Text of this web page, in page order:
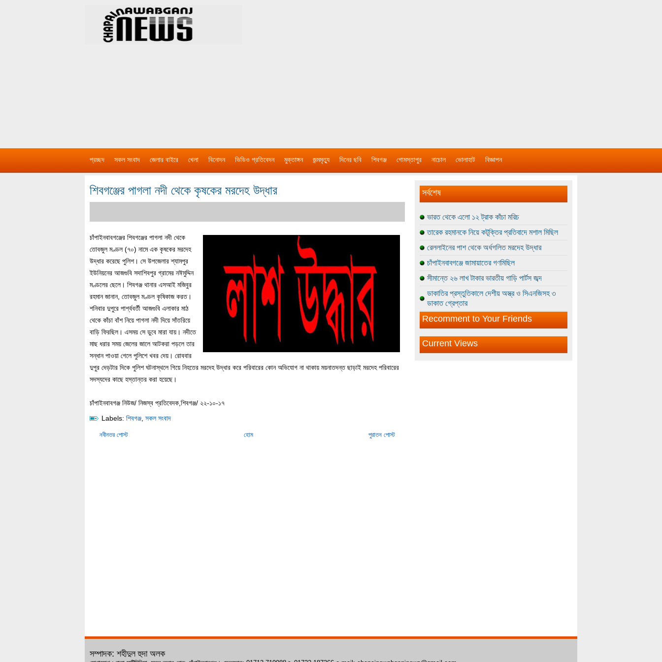
প্রচ্ছদ সকল সংবাদ জেলার বাইরে খেলা বিনোদন ভিডিও প্রতিবেদন মুক্তাঙ্গন জন্মমৃত্যু দিনের ছবি শিবগঞ্জ গোমস্তাপুর নাচোল ভোলাহাট বিজ্ঞাপন
শিবগঞ্জের পাগলা নদী থেকে কৃষকের মরদেহ উদ্ধার
চাঁপাইনবাবগঞ্জের শিবগঞ্জের পাগলা নদী থেকে
তোবজুল মণ্ডল (৭০) নামে এক কৃষকের মরদেহ
উদ্ধার করেছে পুলিশ। সে উপজেলার শ্যামপুর
ইউনিয়নের আজগুবি সদাশিবপুর গ্রামের নঈমুদ্দিন
মণ্ডলের ছেলে। শিবগঞ্জ থানার এসআই মজিবুর
রহমান জানান, তোবজুল মণ্ডল কৃষিকাজ করত।
শনিবার দুপুরে পার্শ্ববর্তী আজগুবি এলাকার মাঠ
থেকে কাঁচা বাঁশ নিয়ে পাগলা নদী দিয়ে সাঁতরিয়ে
বাড়ি ফিরছিল। এসময় সে ডুবে মারা যায়। নদীতে
মাছ ধরার সময় জেলের জালে আটকরা পড়লে তার
সন্ধান পাওয়া গেলে পুলিশে খবর দেয়। রোববার
দুপুর দেড়টার দিকে পুলিশ ঘটনাস্থলে গিয়ে নিহতের মরদেহ উদ্ধার করে পরিবারের কোন অভিযোগ না থাকায় ময়নাতদন্ত ছাড়াই মরদেহ পরিবারের
সদস্যদের কাছে হস্তান্তর করা হয়েছে।
চাঁপাইনবাবগঞ্জ নিউজ/ নিজস্ব প্রতিবেদক,শিবগঞ্জ/ ২২-১০-১৭
Labels: শিবগঞ্জ সকল সংবাদ
নবীনতর পোস্ট পুরাতন পোস্ট
হোম
সর্বশেষ
ভারত থেকে এলো ১২ ট্রাক কাঁচা মরিচ
তারেক রহমানকে নিয়ে কটূক্তির প্রতিবাদে মশাল মিছিল
রেললাইনের পাশ থেকে অর্ধগলিত মরদেহ উদ্ধার
চাঁপাইনবাবগঞ্জে জামায়াতের গণমিছিল
সীমান্তে ২৬ লাখ টাকার ভারতীয় গাড়ি পার্টস জব্দ
ডাকাতির প্রস্তুতিকালে দেশীয় অস্ত্র ও সিএনজিসহ ৩
ডাকাত গ্রেপ্তার
Recomment to Your Friends
Current Views
সম্পাদক: শহীদুল হুদা অলক